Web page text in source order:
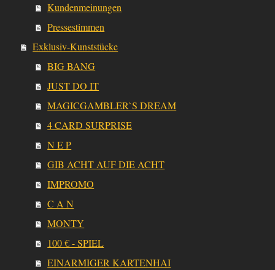
Kundenmeinungen
Pressestimmen
Exklusiv-Kunststücke
BIG BANG
JUST DO IT
MAGICGAMBLER`S DREAM
4 CARD SURPRISE
N E P
GIB ACHT AUF DIE ACHT
IMPROMO
C A N
MONTY
100 € - SPIEL
EINARMIGER KARTENHAI